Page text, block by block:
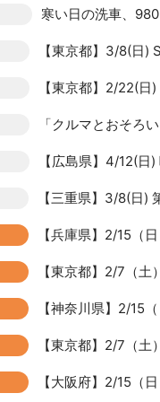
寒い日の洗車、
【東京都】3/8(日)
【東京都】2/22(
「クルマとおそろ
【広島県】4/12(
【三重県】3/8(日)
【兵庫県】2/15（
【東京都】2/7（
【神奈川県】2/15
【東京都】2/7（
【大阪府】2/15（